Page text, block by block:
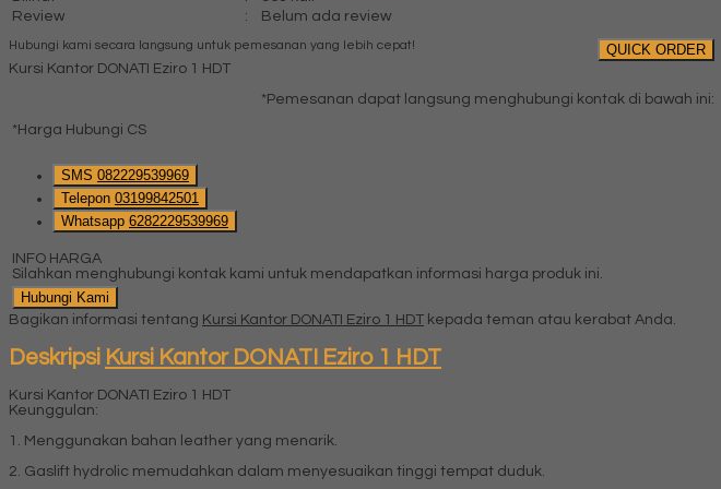
Review
: Belum ada review
QUICK ORDER
Hubungi kami secara langsung untuk pemesanan yang lebih cepat!
Kursi Kantor DONATI Eziro 1 HDT
*Pemesanan dapat langsung menghubungi kontak di bawah ini:
*Harga Hubungi CS
SMS 082229539969
Telepon 03199842501
Whatsapp 6282229539969
INFO HARGA
Silahkan menghubungi kontak kami untuk mendapatkan informasi harga produk ini.
Hubungi Kami
Bagikan informasi tentang Kursi Kantor DONATI Eziro 1 HDT kepada teman atau kerabat Anda.
Deskripsi Kursi Kantor DONATI Eziro 1 HDT
Kursi Kantor DONATI Eziro 1 HDT
Keunggulan:
1. Menggunakan bahan leather yang menarik.
2. Gaslift hydrolic memudahkan dalam menyesuaikan tinggi tempat duduk.